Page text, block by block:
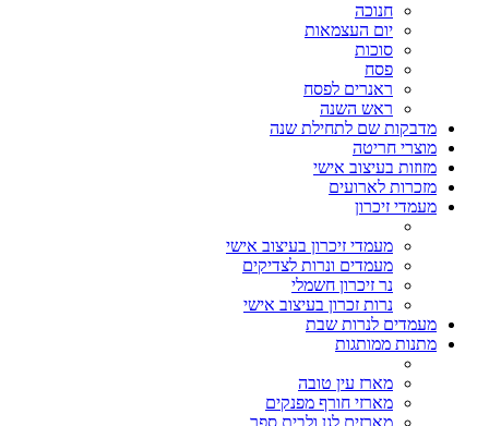
חנוכה
יום העצמאות
סוכות
פסח
ראנרים לפסח
ראש השנה
מדבקות שם לתחילת שנה
מוצרי חריטה
מזוזות בעיצוב אישי
מזכרות לארועים
מעמדי זיכרון
מעמדי זיכרון בעיצוב אישי
מעמדים ונרות לצדיקים
נר זיכרון חשמלי
נרות זכרון בעיצוב אישי
מעמדים לנרות שבת
מתנות ממותגות
מארז עין טובה
מארזי חורף מפנקים
מארזים לגן ולבית ספר